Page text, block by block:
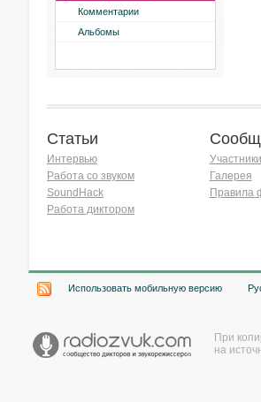
Комментарии
Альбомы
Статьи
Интервью
Работа со звуком
SoundHack
Работа диктором
Участники
Галерея
Правила
Использовать мобильную версию
При
на